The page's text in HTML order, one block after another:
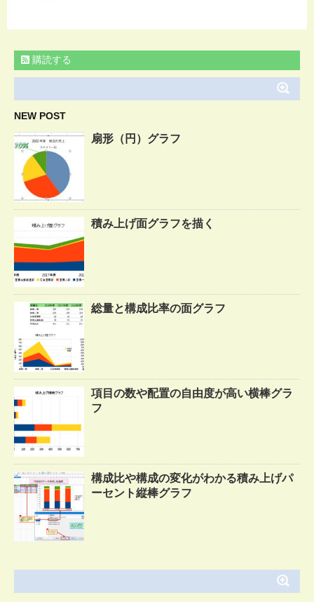
購読する
NEW POST
扇形（円）グラフ
積み上げ面グラフを描く
総量と構成比率の面グラフ
項目の数や配置の自由度が高い横棒グラ
フ
構成比や構成の変化がわかる積み上げパ
ーセント縦棒グラフ